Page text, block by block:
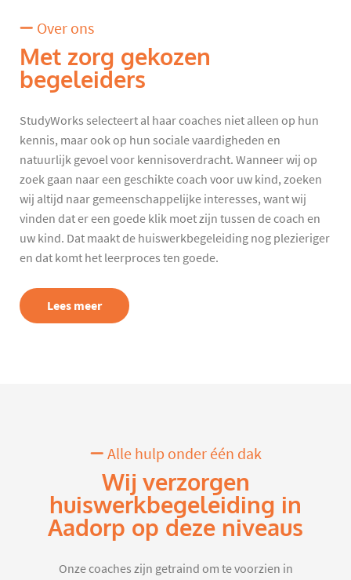
Over ons
Met zorg gekozen
begeleiders
StudyWorks selecteert al haar coaches niet alleen op hun
kennis, maar ook op hun sociale vaardigheden en
natuurlijk gevoel voor kennisoverdracht. Wanneer wij op
zoek gaan naar een geschikte coach voor uw kind, zoeken
wij altijd naar gemeenschappelijke interesses, want wij
vinden dat er een goede klik moet zijn tussen de coach en
uw kind. Dat maakt de huiswerkbegeleiding nog plezieriger
en dat komt het leerproces ten goede.
Lees meer
Alle hulp onder één dak
Wij verzorgen
huiswerkbegeleiding in
Aadorp op deze niveaus
Onze coaches zijn getraind om te voorzien in